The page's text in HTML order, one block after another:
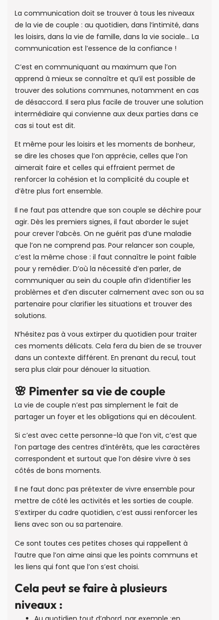
La communication doit se trouver à tous les niveaux
de la vie de couple : au quotidien, dans l’intimité, dans
les loisirs, dans la vie de famille, dans la vie sociale… La
communication est l’essence de la confiance !
C’est en communiquant au maximum que l’on
apprend à mieux se connaître et qu’il est possible de
trouver des solutions communes, notamment en cas
de désaccord. Il sera plus facile de trouver une solution
intermédiaire qui convienne aux deux parties dans ce
cas si tout est dit.
Et même pour les loisirs et les moments de bonheur,
se dire les choses que l’on apprécie, celles que l’on
aimerait faire et celles qui effraient permet de
renforcer la cohésion et la complicité du couple et
d’être plus fort ensemble.
Il ne faut pas attendre que son couple se déchire pour
agir. Dès les premiers signes, il faut aborder le sujet
pour crever l’abcès. On ne guérit pas d’une maladie
que l’on ne comprend pas. Pour relancer son couple,
c’est la même chose : il faut connaître le point faible
pour y remédier. D’où la nécessité d’en parler, de
communiquer au sein du couple afin d’identifier les
problèmes et d’en discuter calmement avec son ou sa
partenaire pour clarifier les situations et trouver des
solutions.
N’hésitez pas à vous extirper du quotidien pour traiter
ces moments délicats. Cela fera du bien de se trouver
dans un contexte différent. En prenant du recul, tout
sera plus clair pour dénouer la situation.
🌸 Pimenter sa vie de couple
La vie de couple n’est pas simplement le fait de
partager un foyer et les obligations qui en découlent.
Si c’est avec cette personne-là que l’on vit, c’est que
l’on partage des centres d’intérêts, que les caractères
correspondent et surtout que l’on désire vivre à ses
côtés de bons moments.
Il ne faut donc pas prétexter de vivre ensemble pour
mettre de côté les activités et les sorties de couple.
S’extirper du cadre quotidien, c’est aussi renforcer les
liens avec son ou sa partenaire.
Ce sont toutes ces petites choses qui rappellent à
l’autre que l’on aime ainsi que les points communs et
les liens qui font que l’on s’est choisi.
Cela peut se faire à plusieurs
niveaux :